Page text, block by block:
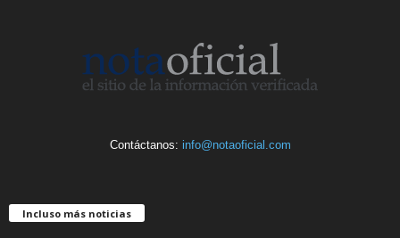
Contáctanos: info@notaoficial.com
Incluso más noticias